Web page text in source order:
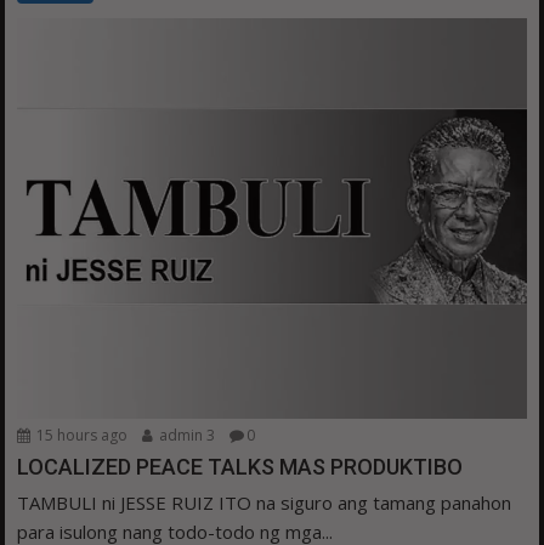
15 hours ago admin 3 0
LOCALIZED PEACE TALKS MAS PRODUKTIBO
TAMBULI ni JESSE RUIZ ITO na siguro ang tamang panahon
para isulong nang todo-todo ng mga...